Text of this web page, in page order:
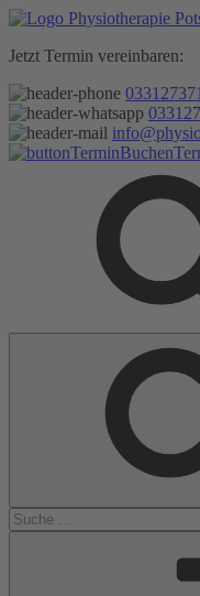
Zum
springen
Jetzt Termin vereinbaren: